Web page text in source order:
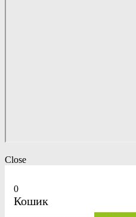
Close
0
Кошик